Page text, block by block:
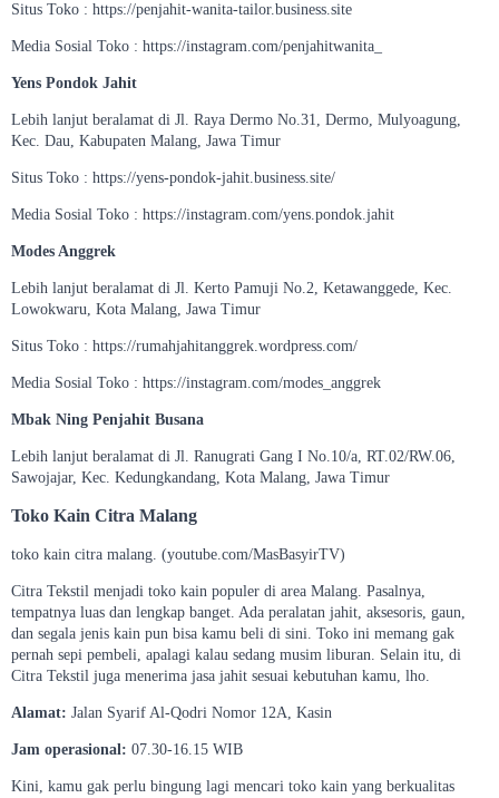
Situs Toko : https://penjahit-wanita-tailor.business.site
Media Sosial Toko : https://instagram.com/penjahitwanita_
Yens Pondok Jahit
Lebih lanjut beralamat di Jl. Raya Dermo No.31, Dermo, Mulyoagung,
Kec. Dau, Kabupaten Malang, Jawa Timur
Situs Toko : https://yens-pondok-jahit.business.site/
Media Sosial Toko : https://instagram.com/yens.pondok.jahit
Modes Anggrek
Lebih lanjut beralamat di Jl. Kerto Pamuji No.2, Ketawanggede, Kec.
Lowokwaru, Kota Malang, Jawa Timur
Situs Toko : https://rumahjahitanggrek.wordpress.com/
Media Sosial Toko : https://instagram.com/modes_anggrek
Mbak Ning Penjahit Busana
Lebih lanjut beralamat di Jl. Ranugrati Gang I No.10/a, RT.02/RW.06,
Sawojajar, Kec. Kedungkandang, Kota Malang, Jawa Timur
Toko Kain Citra Malang
toko kain citra malang. (youtube.com/MasBasyirTV)
Citra Tekstil menjadi toko kain populer di area Malang. Pasalnya,
tempatnya luas dan lengkap banget. Ada peralatan jahit, aksesoris, gaun,
dan segala jenis kain pun bisa kamu beli di sini. Toko ini memang gak
pernah sepi pembeli, apalagi kalau sedang musim liburan. Selain itu, di
Citra Tekstil juga menerima jasa jahit sesuai kebutuhan kamu, lho.
Alamat: Jalan Syarif Al-Qodri Nomor 12A, Kasin
Jam operasional: 07.30-16.15 WIB
Kini, kamu gak perlu bingung lagi mencari toko kain yang berkualitas